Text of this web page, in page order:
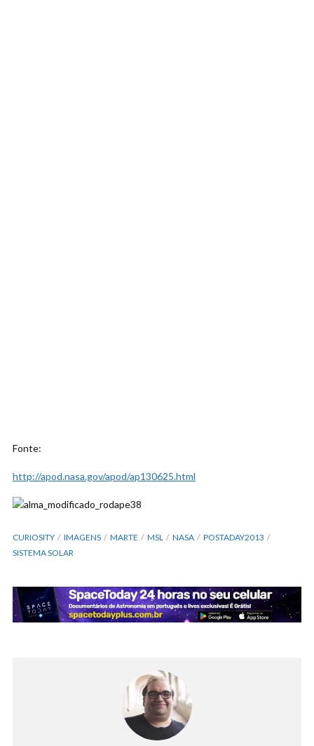
Fonte:
http://apod.nasa.gov/apod/ap130625.html
CURIOSITY IMAGENS MARTE MSL NASA
POSTADAY2013
SISTEMA SOLAR